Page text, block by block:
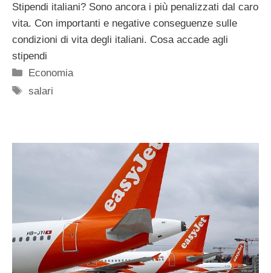
Stipendi italiani? Sono ancora i più penalizzati dal caro
vita. Con importanti e negative conseguenze sulle
condizioni di vita degli italiani. Cosa accade agli
stipendi
Categorie
Economia
Tag
salari